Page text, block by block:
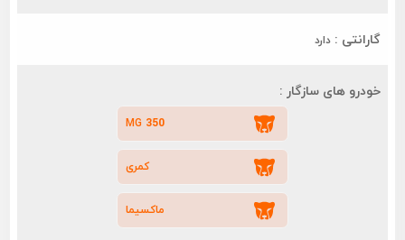
گارانتی : دارد
خودرو های سازگار :
MG 350
کمری
ماکسیما